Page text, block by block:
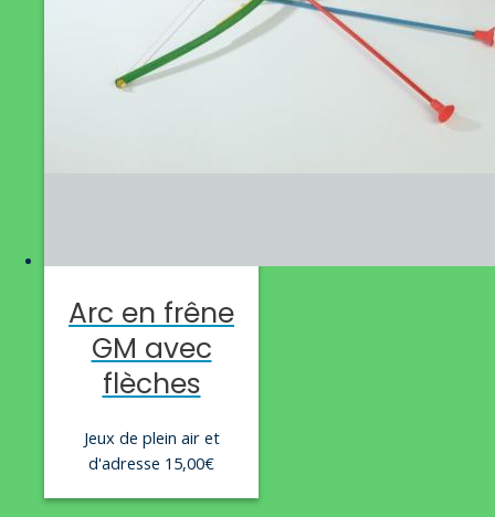
Arc en frêne
GM avec
flèches
Jeux de plein air et
d'adresse 15,00€